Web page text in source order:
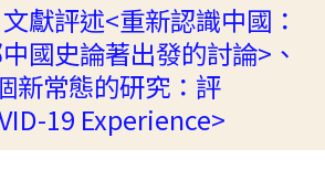
文獻評述<重新認識中國：
國史論著出發的討論>、
新常態的研究：評
19 Experience>